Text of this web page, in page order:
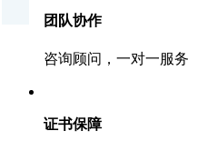
团队协作
咨询顾问，一对一服务
证书保障